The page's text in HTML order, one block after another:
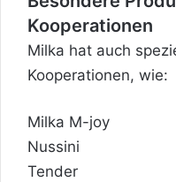
Kooperationen
Milka hat auch
Kooperationen, wie:
Milka M-joy
Nussini
Tender